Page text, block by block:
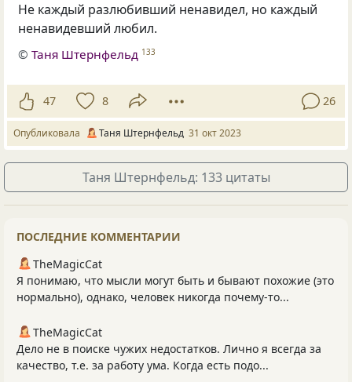
Не каждый разлюбивший ненавидел, но каждый
ненавидевший любил.
©Таня Штернфельд 133
47 8 26
Опубликовала Таня Штернфельд 31 окт 2023
Таня Штернфельд: 133 цитаты
ПОСЛЕДНИЕ КОММЕНТАРИИ
TheMagicCat
Я понимаю, что мысли могут быть и бывают похожие (это
нормально), однако, человек никогда почему-то...
TheMagicCat
Дело не в поиске чужих недостатков. Лично я всегда за
качество, т.е. за работу ума. Когда есть подо...